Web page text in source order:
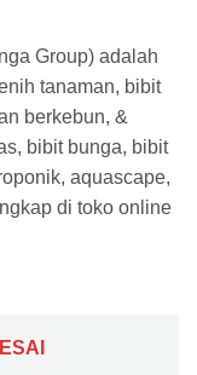
Group) adalah
tanaman, bibit
berkebun, &
bibit bunga, bibit
aquascape,
di toko online